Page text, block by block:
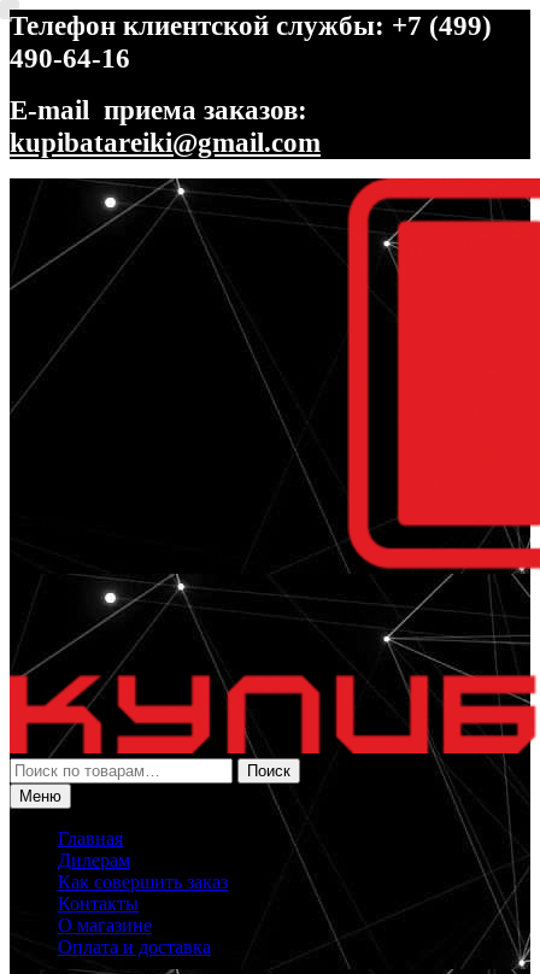
Телефон клиентской службы: +7 (499)
490-64-16
E-mail приема заказов:
kupibatareiki@gmail.com
Перейти
навигации
Перейти
содержимому
Искать:
Поиск
Меню
Главная
Дилерам
Как совершить заказ
Контакты
О магазине
Оплата и доставка